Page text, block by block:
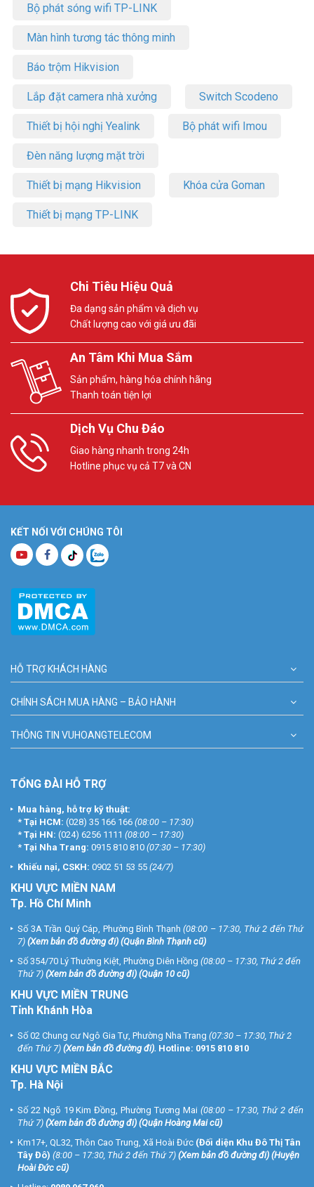
Bộ phát sóng wifi TP-LINK
Màn hình tương tác thông minh
Báo trộm Hikvision
Lắp đặt camera nhà xưởng Switch Scodeno
Thiết bị hội nghị Yealink Bộ phát wifi Imou
Đèn năng lượng mặt trời
Thiết bị mạng Hikvision Khóa cửa Goman
Thiết bị mạng TP-LINK
Chi Tiêu Hiệu Quả
Đa dạng sản phẩm và dịch vụ
Chất lượng cao với giá ưu đãi
An Tâm Khi Mua Sắm
Sản phẩm, hàng hóa chính hãng
Thanh toán tiện lợi
Dịch Vụ Chu Đáo
Giao hàng nhanh trong 24h
Hotline phục vụ cả T7 và CN
KẾT NỐI VỚI CHÚNG TÔI
HỖ TRỢ KHÁCH HÀNG
CHÍNH SÁCH MUA HÀNG – BẢO HÀNH
THÔNG TIN VUHOANGTELECOM
TỔNG ĐÀI HỖ TRỢ
Mua hàng, hỗ trợ kỹ thuật:
* Tại HCM: (028) 35 166 166 (08:00 – 17:30)
* Tại HN: (024) 6256 1111 (08:00 – 17:30)
* Tại Nha Trang: 0915 810 810 (07:30 – 17:30)
Khiếu nại, CSKH: 0902 51 53 55 (24/7)
KHU VỰC MIỀN NAM
Tp. Hồ Chí Minh
Số 3A Trần Quý Cáp, Phường Bình Thạnh (08:00 – 17:30, Thứ 2 đến Thứ
7) (Xem bản đồ đường đi) (Quận Bình Thạnh cũ)
Số 354/70 Lý Thường Kiệt, Phường Diên Hồng (08:00 – 17:30, Thứ 2 đến
Thứ 7) (Xem bản đồ đường đi) (Quận 10 cũ)
KHU VỰC MIỀN TRUNG
Tỉnh Khánh Hòa
Số 02 Chung cư Ngô Gia Tự, Phường Nha Trang (07:30 – 17:30, Thứ 2
đến Thứ 7) (Xem bản đồ đường đi). Hotline: 0915 810 810
KHU VỰC MIỀN BẮC
Tp. Hà Nội
Số 22 Ngõ 19 Kim Đồng, Phường Tương Mai (08:00 – 17:30, Thứ 2 đến
Thứ 7) (Xem bản đồ đường đi) (Quận Hoàng Mai cũ)
Km17+, QL32, Thôn Cao Trung, Xã Hoài Đức (Đối diện Khu Đô Thị Tân
Tây Đô) (8:00 – 17:30, Thứ 2 đến Thứ 7) (Xem bản đồ đường đi) (Huyện
Hoài Đức cũ)